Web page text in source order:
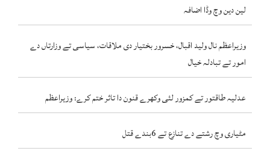
لین دین وچ وڈا اضافہ
وزیراعظم نال ولید اقبال، خسرور بختیار دی ملاقات، سیاسی تے وزارتاں دے
امور تے تبادلہ خیال
عدلیہ طاقتور تے کمزور لئی وکھرے قنون دا تاثر ختم کرے: وزیراعظم
مٹیاری وچ رشتے دے تنازع تے 6بندے قتل